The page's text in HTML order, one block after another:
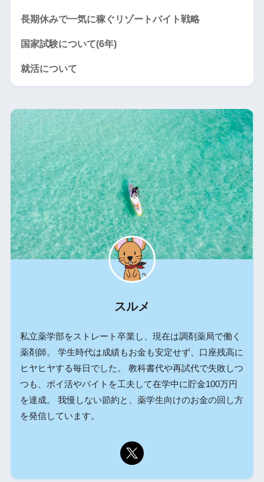
長期休みで一気に稼ぐリゾートバイト戦略
国家試験について(6年)
就活について
スルメ
私立薬学部をストレート卒業し、現在は調剤薬局で働く
薬剤師。 学生時代は成績もお金も安定せず、口座残高に
ヒヤヒヤする毎日でした。 教科書代や再試代で失敗しつ
つも、ポイ活やバイトを工夫して在学中に貯金100万円
を達成。 我慢しない節約と、薬学生向けのお金の回し方
を発信しています。